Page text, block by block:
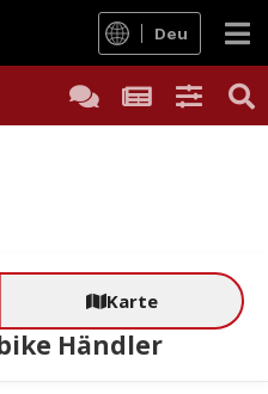
Deu
Karte
Händler